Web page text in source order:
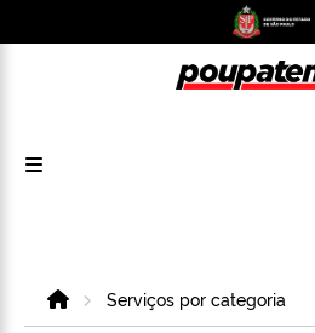
HomeServiços por categoria